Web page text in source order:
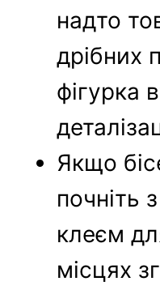
надто
дрібних
фігурка
Якщо
почніть
клеєм
місцях